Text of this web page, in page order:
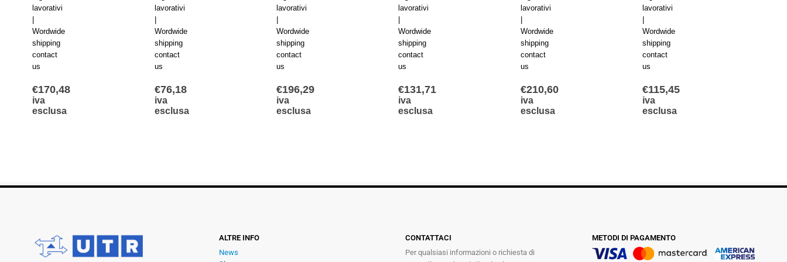
lavorativi
Wordwide
shipping
contact
us
€170,48
iva
esclusa
lavorativi
Wordwide
shipping
contact
us
€76,18
iva
esclusa
lavorativi
Wordwide
shipping
contact
us
€196,29
iva
esclusa
lavorativi
Wordwide
shipping
contact
us
€131,71
iva
esclusa
lavorativi
Wordwide
shipping
contact
us
€210,60
iva
esclusa
lavorativi
Wordwide
shipping
contact
us
€115,45
iva
esclusa
ALTRE INFO
News
CONTATTACI
Per qualsiasi informazioni o richiesta di
METODI DI PAGAMENTO